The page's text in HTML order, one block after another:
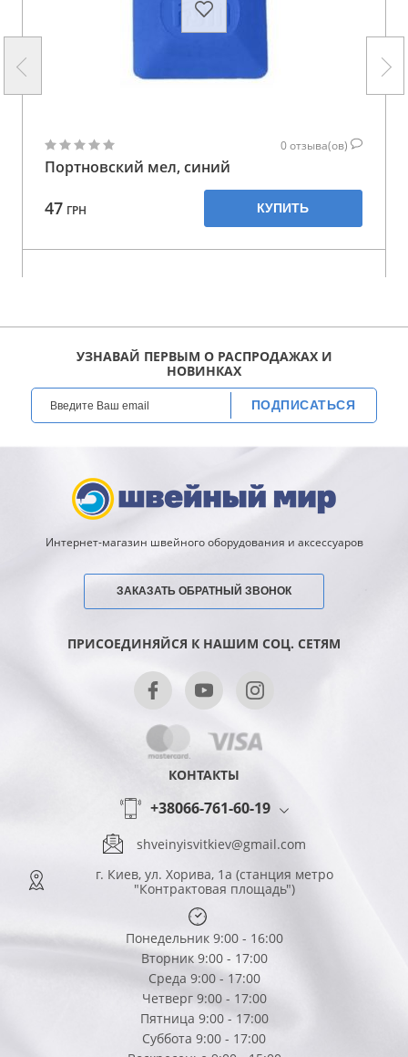
0отзыва(ов)
Портновский мел, синий
47 ГРН КУПИТЬ
УЗНАВАЙ ПЕРВЫМ О РАСПРОДАЖАХ И
НОВИНКАХ
ПОДПИСАТЬСЯ
Интернет-магазин швейного оборудования и аксессуаров
ЗАКАЗАТЬ ОБРАТНЫЙ ЗВОНОК
ПРИСОЕДИНЯЙСЯ К НАШИМ СОЦ. СЕТЯМ
КОНТАКТЫ
+38066-761-60-19
shveinyisvitkiev@gmail.com
г. Киев, ул. Хорива, 1а (станция метро
"Контрактовая площадь")
Понедельник 9:00 - 16:00
Вторник 9:00 - 17:00
Среда 9:00 - 17:00
Четверг 9:00 - 17:00
Пятница 9:00 - 17:00
Суббота 9:00 - 17:00